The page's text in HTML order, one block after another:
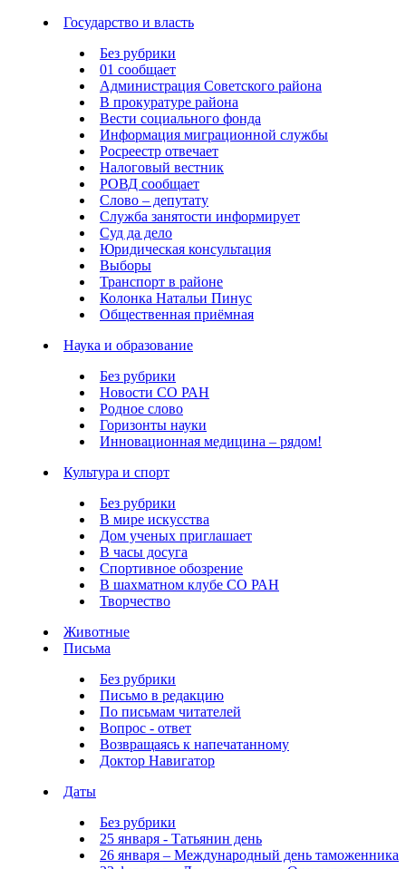
Государство и власть
Без рубрики
01 сообщает
Администрация Советского района
В прокуратуре района
Вести социального фонда
Информация миграционной службы
Росреестр отвечает
Налоговый вестник
РОВД сообщает
Слово – депутату
Служба занятости информирует
Суд да дело
Юридическая консультация
Выборы
Транспорт в районе
Колонка Натальи Пинус
Общественная приёмная
Наука и образование
Без рубрики
Новости СО РАН
Родное слово
Горизонты науки
Инновационная медицина – рядом!
Культура и спорт
Без рубрики
В мире искусства
Дом ученых приглашает
В часы досуга
Спортивное обозрение
В шахматном клубе СО РАН
Творчество
Животные
Письма
Без рубрики
Письмо в редакцию
По письмам читателей
Вопрос - ответ
Возвращаясь к напечатанному
Доктор Навигатор
Даты
Без рубрики
25 января - Татьянин день
26 января – Международный день таможенника